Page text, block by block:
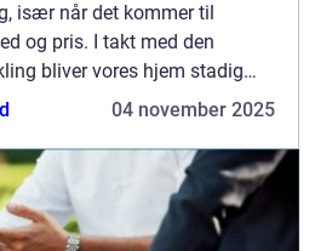
især når det kommer til
og pris. I takt med den
bliver vores hjem stadig
04 november 2025